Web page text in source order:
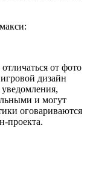
от фото
дизайн
и могут
оговариваются
проекта.